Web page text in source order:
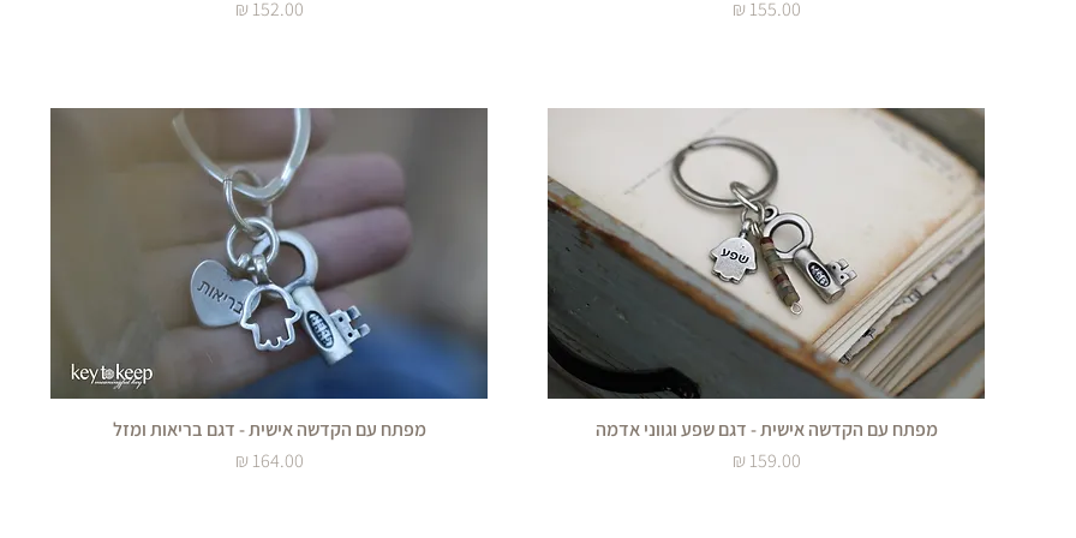
מחיר
מחיר
מפתח עם הקדשה אישית - דגם שפע וגווני אדמה
מחיר
מפתח עם הקדשה אישית - דגם בריאות ומזל
מחיר